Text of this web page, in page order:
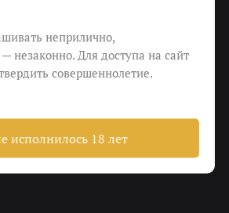
и сено
сливочный сыр
неприлично,
незаконно. Для доступа на сайт
совершеннолетие.
исполнилось 18 лет